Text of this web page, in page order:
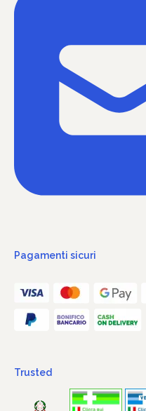
Pagamenti sicuri
Trusted